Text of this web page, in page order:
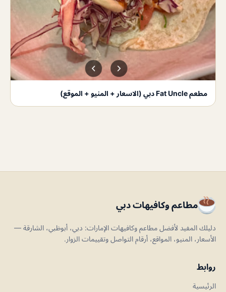
مطعم Fat Uncle دبي (الاسعار + المنيو + الموقع)
مطاعم وكافيهات دبي
دليلك المفيد لأفضل مطاعم وكافيهات الإمارات: دبي، أبوظبي، الشارقة —
الأسعار، المنيو، المواقع، أرقام التواصل وتقييمات الزوار.
روابط
الرئيسية